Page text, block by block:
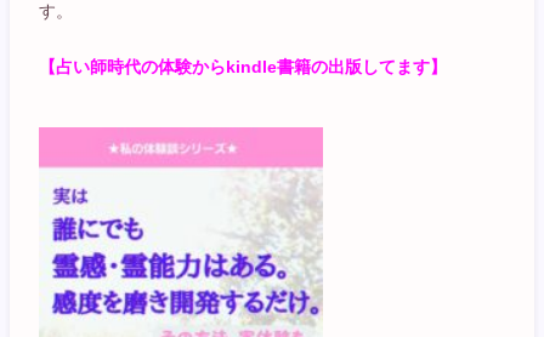
す。
【占い師時代の体験からkindle書籍の出版してます】